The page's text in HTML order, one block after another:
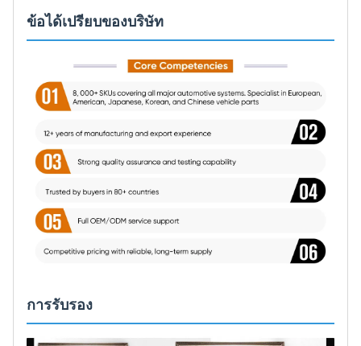
ข้อได้เปรียบของบริษัท
การรับรอง